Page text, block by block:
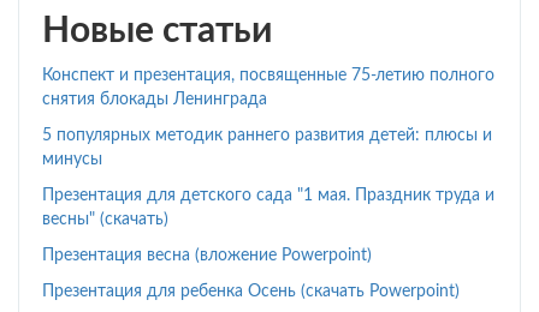
Новые статьи
Конспект и презентация, посвященные 75-летию полного
снятия блокады Ленинграда
5 популярных методик раннего развития детей: плюсы и
минусы
Презентация для детского сада "1 мая. Праздник труда и
весны" (скачать)
Презентация весна (вложение Powerpoint)
Презентация для ребенка Осень (скачать Powerpoint)